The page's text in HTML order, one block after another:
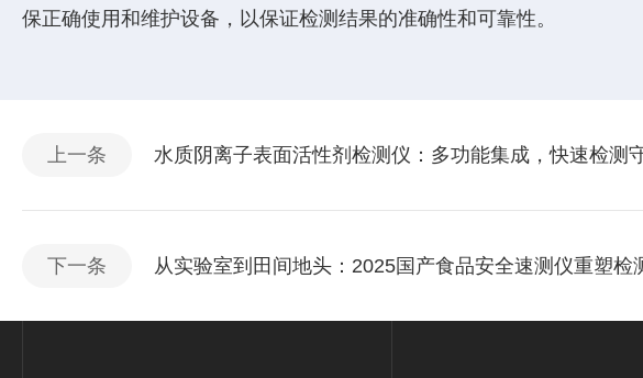
保正确使用和维护设备，以保证检测结果的准确性和可靠性。
上一条 水质阴离子表面活性剂检测仪：多功能集成，快速检测
下一条 从实验室到田间地头：2025国产食品安全速测仪重塑检